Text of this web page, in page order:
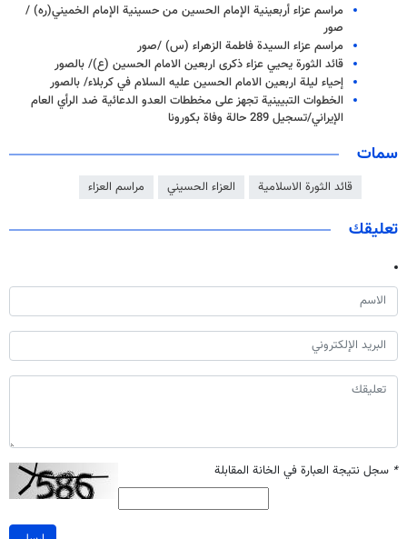
مراسم عزاء أربعينية الإمام الحسين من حسينية الإمام الخميني(ره) /
صور
مراسم عزاء السيدة فاطمة الزهراء (س) /صور
قائد الثورة يحيي عزاء ذكرى اربعين الامام الحسين (ع)/ بالصور
إحياء ليلة اربعين الامام الحسين عليه السلام في كربلاء/ بالصور
الخطوات التبيينية تجهز على مخططات العدو الدعائية ضد الرأي العام
الإيراني/تسجيل 289 حالة وفاة بكورونا
سمات
قائد الثورة الاسلامية العزاء الحسيني مراسم العزاء
تعليقك
* سجل نتيجة العبارة في الخانة المقابلة